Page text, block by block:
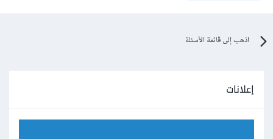
اذهب إلى قائمة الأسئلة
إعلانات